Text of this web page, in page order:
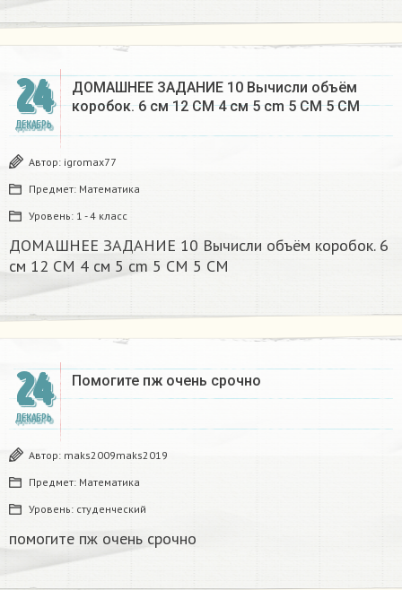
24
ДЕКАБРЬ
ДОМАШНЕЕ ЗАДАНИЕ 10 Вычисли объём
коробок. 6 см 12 CM 4 см 5 cm 5 CM 5 CM​
Автор: igromax77
Предмет: Математика
Уровень: 1 - 4 класс
ДОМАШНЕЕ ЗАДАНИЕ 10 Вычисли объём коробок. 6
см 12 CM 4 см 5 cm 5 CM 5 CM​
24
ДЕКАБРЬ
Помогите пж очень срочно​
Автор: maks2009maks2019
Предмет: Математика
Уровень: студенческий
помогите пж очень срочно​